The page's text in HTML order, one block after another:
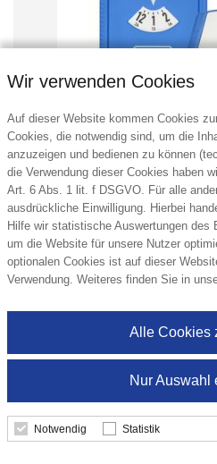
Parkscheibe
ab
Wir verwenden Cookies
Auf dieser Website kommen Cookies
Cookies, die notwendig sind, um die
anzuzeigen und bedienen zu können
die Verwendung dieser Cookies haben
Art. 6 Abs. 1 lit. f DSGVO. Für alle
ausdrückliche Einwilligung. Hierbei
Hilfe wir statistische Auswertungen des
um die Website für unsere Nutzer
optionalen Cookies ist auf dieser
Verwendung. Weiteres finden Sie in
Nur Auswahl
Alle Cookies
Notwendig Statistik